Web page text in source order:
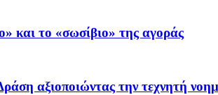
και το «σωσίβιο» της αγοράς
αξιοποιώντας την τεχνητή